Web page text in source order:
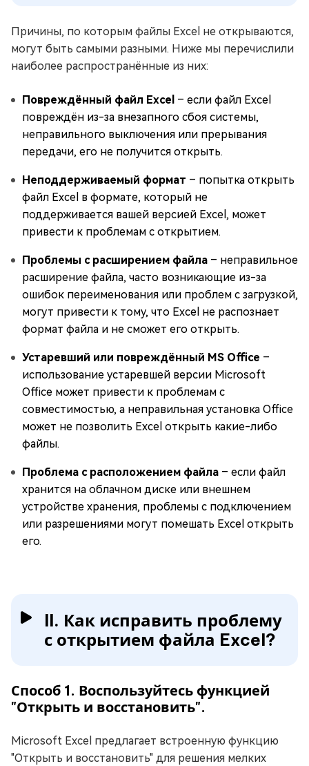
Причины, по которым файлы Excel не открываются,
могут быть самыми разными. Ниже мы перечислили
наиболее распространённые из них:
Повреждённый файл Excel – если файл Excel
повреждён из-за внезапного сбоя системы,
неправильного выключения или прерывания
передачи, его не получится открыть.
Неподдерживаемый формат – попытка открыть
файл Excel в формате, который не
поддерживается вашей версией Excel, может
привести к проблемам с открытием.
Проблемы с расширением файла – неправильное
расширение файла, часто возникающие из-за
ошибок переименования или проблем с загрузкой,
могут привести к тому, что Excel не распознает
формат файла и не сможет его открыть.
Устаревший или повреждённый MS Office –
использование устаревшей версии Microsoft
Office может привести к проблемам с
совместимостью, а неправильная установка Office
может не позволить Excel открыть какие-либо
файлы.
Проблема с расположением файла – если файл
хранится на облачном диске или внешнем
устройстве хранения, проблемы с подключением
или разрешениями могут помешать Excel открыть
его.
II. Как исправить проблему
с открытием файла Excel?
Способ 1. Воспользуйтесь функцией
"Открыть и восстановить".
Microsoft Excel предлагает встроенную функцию
"Открыть и восстановить" для решения мелких